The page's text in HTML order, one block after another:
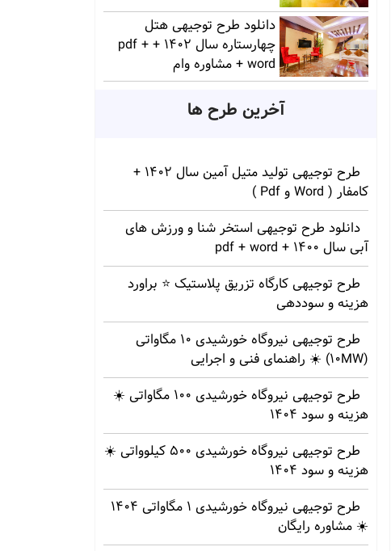
دانلود طرح توجیهی هتل
چهارستاره سال 1402 + pdf +
word + مشاوره وام
آخرین طرح ها
طرح توجیهی تولید متیل آمین سال 1402 +
کامفار ( Word و Pdf )
دانلود طرح توجیهی استخر شنا و ورزش های
آبی سال 1400 + pdf + word
طرح توجیهی کارگاه تزریق پلاستیک ⭐ براورد
هزینه و سوددهی
طرح توجیهی نیروگاه خورشیدی 10 مگاواتی
(10MW) ☀️ راهنمای فنی و اجرایی
طرح توجیهی نیروگاه خورشیدی 100 مگاواتی ☀️
هزینه‌ و سود 1404
طرح توجیهی نیروگاه خورشیدی 500 کیلوواتی ☀️
هزینه‌ و سود 1404
طرح توجیهی نیروگاه خورشیدی 1 مگاواتی 1404
☀️ مشاوره رایگان